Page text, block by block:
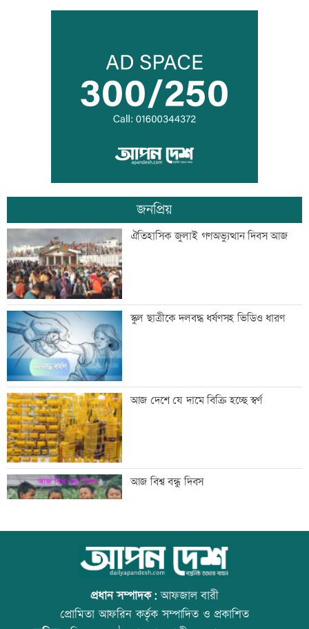
ট্রাম্পের বিলাসী ’বলরুম প্রকল্প’ আটকে
দিলেন আদালত
আগস্টে ফের টানা ৪ দিনের ছুটির সুযোগ
এসএসসির ফলাফল সোমবার, যে ৩ উপায়ে
জানবেন
দেশের ৬ অঞ্চলে ভারী বর্ষণের আভাস
সিন্ডিকেট ভেঙে কৃষকদের লাভ নিশ্চিত করা
হবে: আইনমন্ত্রী
টেলিভিশনে আজকের যত খেলা
শনিবার রাজধানীর যেসব মার্কেট-দর্শনীয় স্থান
বন্ধ
জনপ্রিয়
ঐতিহাসিক জুলাই গণঅভ্যুত্থান দিবস আজ
স্কুল ছাত্রীকে দলবদ্ধ ধর্ষণসহ ভিডিও ধারণ
আজ দেশে যে দামে বিক্রি হচ্ছে স্বর্ণ
আজ বিশ্ব বন্ধু দিবস
উত্থান-পতনের বাজারে আজ স্বর্ণের ভরি কত
প্রধান সম্পাদক:আফজাল বারী
প্রোমিতা আফরিন কর্তৃক সম্পাদিত ও প্রকাশিত